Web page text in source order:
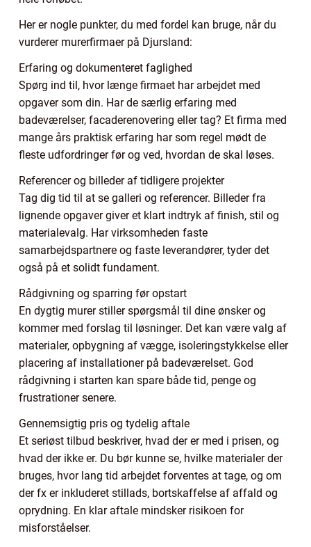
Her er nogle punkter, du med fordel kan bruge, når du
vurderer murerfirmaer på Djursland:
Erfaring og dokumenteret faglighed
Spørg ind til, hvor længe firmaet har arbejdet med
opgaver som din. Har de særlig erfaring med
badeværelser, facaderenovering eller tag? Et firma med
mange års praktisk erfaring har som regel mødt de
fleste udfordringer før og ved, hvordan de skal løses.
Referencer og billeder af tidligere projekter
Tag dig tid til at se galleri og referencer. Billeder fra
lignende opgaver giver et klart indtryk af finish, stil og
materialevalg. Har virksomheden faste
samarbejdspartnere og faste leverandører, tyder det
også på et solidt fundament.
Rådgivning og sparring før opstart
En dygtig murer stiller spørgsmål til dine ønsker og
kommer med forslag til løsninger. Det kan være valg af
materialer, opbygning af vægge, isoleringstykkelse eller
placering af installationer på badeværelset. God
rådgivning i starten kan spare både tid, penge og
frustrationer senere.
Gennemsigtig pris og tydelig aftale
Et seriøst tilbud beskriver, hvad der er med i prisen, og
hvad der ikke er. Du bør kunne se, hvilke materialer der
bruges, hvor lang tid arbejdet forventes at tage, og om
der fx er inkluderet stillads, bortskaffelse af affald og
oprydning. En klar aftale mindsker risikoen for
misforståelser.